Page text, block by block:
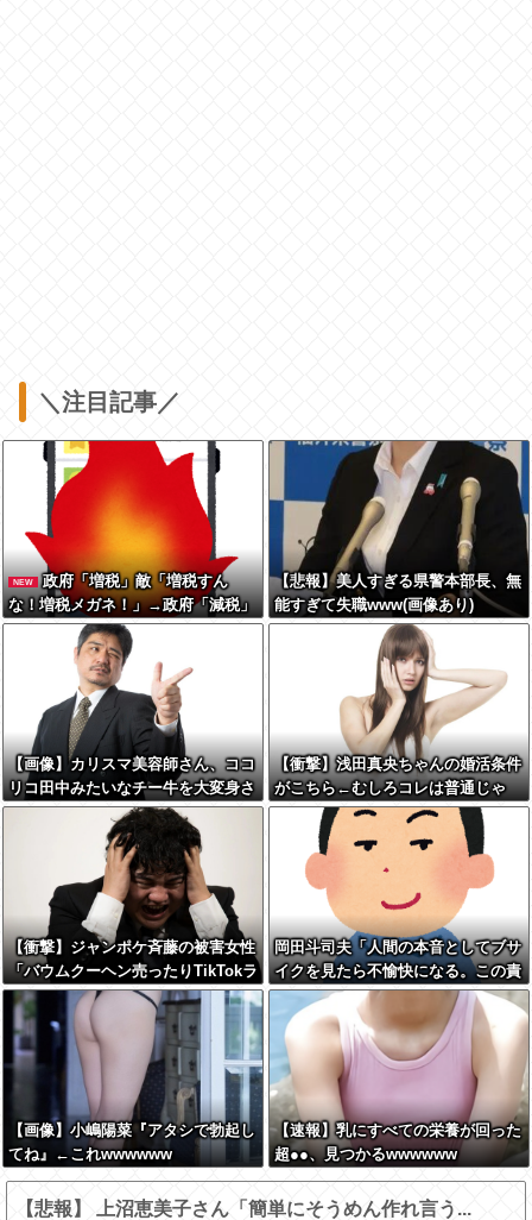
＼注目記事／
NEW
政府「増税」敵「増税すん
な！増税メガネ！」→政府「減税」
敵「減税すんな！社会保障どうな
【悲報】美人すぎる県警本部長、無
能すぎて失職www(画像あり)
【画像】カリスマ美容師さん、ココ
リコ田中みたいなチー牛を大変身さ
せた結果がこちらw w w w w w w
【衝撃】浅田真央ちゃんの婚活条件
がこちら←むしろコレは普通じゃ
ね？w w w w w w w w
【衝撃】ジャンポケ斉藤の被害女性
「バウムクーヘン売ったりTikTokラ
イブしててムカついたから示談しな
かった」←コレってさ…
岡田斗司夫「人間の本音としてブサ
イクを見たら不愉快になる。この責
任をどうとるんだ」
【画像】小嶋陽菜『アタシで勃起し
てね』←これwwwwww
【速報】乳にすべての栄養が回った
超●●、見つかるwwwwww
【悲報】 上沼恵美子さん「簡単にそうめん作れ言う...